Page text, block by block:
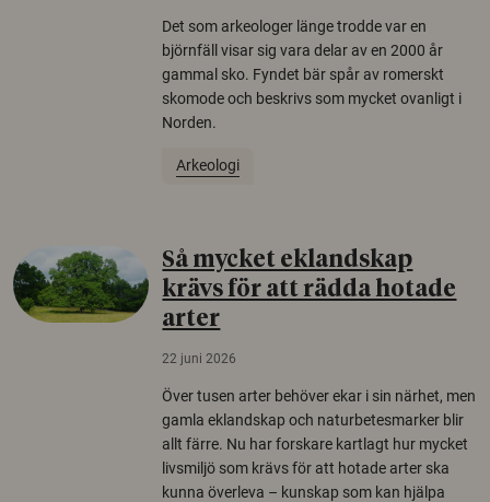
Det som arkeologer länge trodde var en
björnfäll visar sig vara delar av en 2000 år
gammal sko. Fyndet bär spår av romerskt
skomode och beskrivs som mycket ovanligt i
Norden.
Arkeologi
Så mycket eklandskap
krävs för att rädda hotade
arter
22 juni 2026
Över tusen arter behöver ekar i sin närhet, men
gamla eklandskap och naturbetesmarker blir
allt färre. Nu har forskare kartlagt hur mycket
livsmiljö som krävs för att hotade arter ska
kunna överleva – kunskap som kan hjälpa